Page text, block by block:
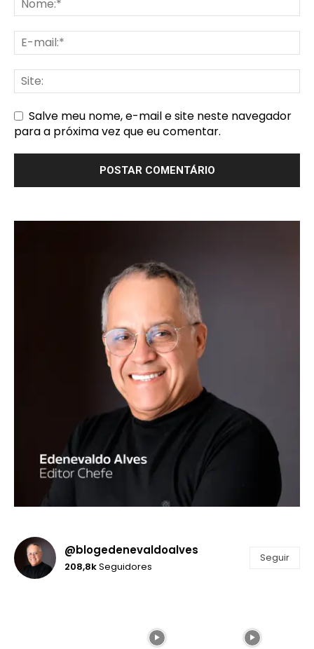
Salve meu nome, e-mail e site neste navegador
para a próxima vez que eu comentar.
@blogedenevaldoalves
208,8kSeguidores
Seguir